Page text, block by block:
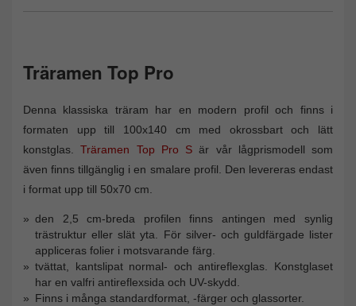
Träramen Top Pro
Denna klassiska träram har en modern profil och finns i
formaten upp till 100x140 cm med okrossbart och lätt
konstglas.Träramen Top Pro S är vår lågprismodell som
även finns tillgänglig i en smalare profil. Den levereras endast
i format upp till 50x70 cm.
den 2,5 cm-breda profilen finns antingen med synlig
trästruktur eller slät yta. För silver- och guldfärgade lister
appliceras folier i motsvarande färg.
tvättat, kantslipat normal- och antireflexglas. Konstglaset
har en valfri antireflexsida och UV-skydd.
Finns i många standardformat, -färger och glassorter.